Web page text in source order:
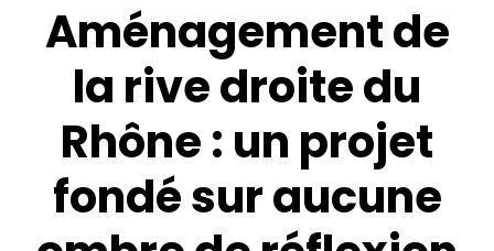
Aménagement de
la rive droite du
Rhône : un projet
fondé sur aucune